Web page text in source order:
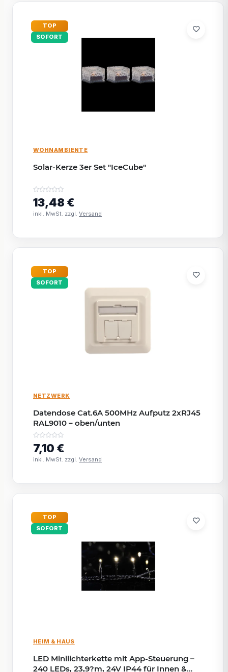
TOP
SOFORT
WOHNAMBIENTE
Solar-Kerze 3er Set "IceCube"
13,48 €
inkl. MwSt. zzgl. Versand
TOP
SOFORT
NETZWERK
Datendose Cat.6A 500MHz Aufputz 2xRJ45
RAL9010 – oben/unten
7,10 €
inkl. MwSt. zzgl. Versand
TOP
SOFORT
HEIM & HAUS
LED Minilichterkette mit App-Steuerung –
240 LEDs, 23,9?m, 24V IP44 für Innen &